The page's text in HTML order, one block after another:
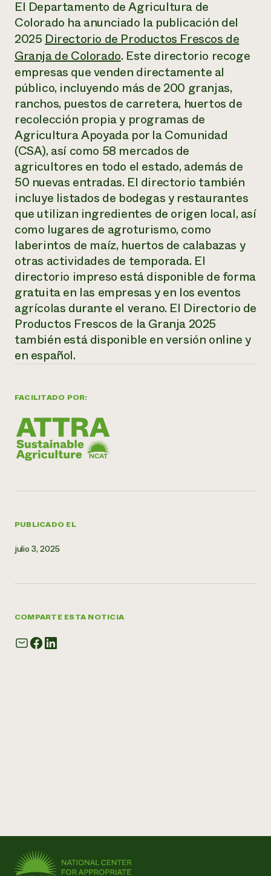
Informes anuales y financieros
Historias de impacto
Informe de
impacto 2024
LEER EL INFORME
Latinos en la agricultura
Sistemas alimentarios locales
Agricultura urbana
Las mujeres en la agricultura
Evento anual de reciclaje de productos electrónicos
Programa de descuentos de NorthWestern Energy
Servicios energéticos comerciales
Servicios energéticos residenciales
LIHEAP
Centro de intercambio de información AgriSolar
Blog
Podcasts
Publicaciones
Cursos cortos
Vídeos
Oportunidades de financiación
Noticias
Internship Hub
Buscar prácticas
Contratar a un becario
un
Llame a la
directa de
Asociaciones empresariales
Donar
Donaciones planificadas
Boletín
Consultas de los medios de comunicación
Todos
contribuyen a la
resiliencia de la
comunidad.
DONAR AHORA
FACILITADO POR:
PUBLICADO EL
julio 3, 2025
COMPARTE ESTA NOTICIA
El Departamento de Agricultura de
Colorado ha anunciado la publicación del
2025Directorio de Productos Frescos de
Granja de Colorado. Este directorio recoge
empresas que venden directamente al
público, incluyendo más de 200 granjas,
ranchos, puestos de carretera, huertos de
recolección propia y programas de
Agricultura Apoyada por la Comunidad
(CSA), así como 58 mercados de
agricultores en todo el estado, además de
50 nuevas entradas. El directorio también
incluye listados de bodegas y restaurantes
que utilizan ingredientes de origen local, así
como lugares de agroturismo, como
laberintos de maíz, huertos de calabazas y
otras actividades de temporada. El
directorio impreso está disponible de forma
gratuita en las empresas y en los eventos
agrícolas durante el verano. El Directorio de
Productos Frescos de la Granja 2025
también está disponible en versión online y
en español.